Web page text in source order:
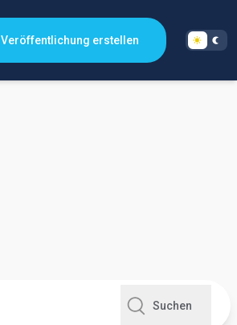
Veröffentlichung erstellen
Suchen